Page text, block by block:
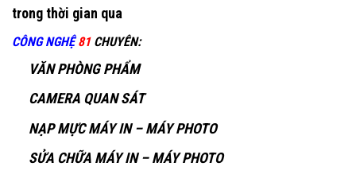
trong thời gian qua
CÔNG NGHỆ 81 CHUYÊN:
VĂN PHÒNG PHẨM
CAMERA QUAN SÁT
NẠP MỰC MÁY IN – MÁY PHOTO
SỬA CHỮA MÁY IN – MÁY PHOTO